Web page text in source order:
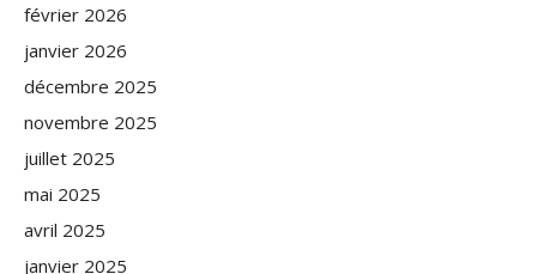
février 2026
janvier 2026
décembre 2025
novembre 2025
juillet 2025
mai 2025
avril 2025
janvier 2025